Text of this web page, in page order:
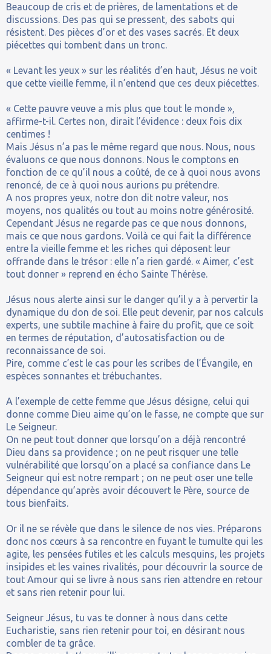
Beaucoup de cris et de prières, de lamentations et de
discussions. Des pas qui se pressent, des sabots qui
résistent. Des pièces d’or et des vases sacrés. Et deux
piécettes qui tombent dans un tronc.
« Levant les yeux » sur les réalités d’en haut, Jésus ne voit
que cette vieille femme, il n’entend que ces deux piécettes.
« Cette pauvre veuve a mis plus que tout le monde »,
affirme-t-il. Certes non, dirait l’évidence : deux fois dix
centimes !
Mais Jésus n’a pas le même regard que nous. Nous, nous
évaluons ce que nous donnons. Nous le comptons en
fonction de ce qu’il nous a coûté, de ce à quoi nous avons
renoncé, de ce à quoi nous aurions pu prétendre.
A nos propres yeux, notre don dit notre valeur, nos
moyens, nos qualités ou tout au moins notre générosité.
Cependant Jésus ne regarde pas ce que nous donnons,
mais ce que nous gardons. Voilà ce qui fait la différence
entre la vieille femme et les riches qui déposent leur
offrande dans le trésor : elle n’a rien gardé. « Aimer, c’est
tout donner » reprend en écho Sainte Thérèse.
Jésus nous alerte ainsi sur le danger qu’il y a à pervertir la
dynamique du don de soi. Elle peut devenir, par nos calculs
experts, une subtile machine à faire du profit, que ce soit
en termes de réputation, d’autosatisfaction ou de
reconnaissance de soi.
Pire, comme c’est le cas pour les scribes de l’Évangile, en
espèces sonnantes et trébuchantes.
A l’exemple de cette femme que Jésus désigne, celui qui
donne comme Dieu aime qu’on le fasse, ne compte que sur
Le Seigneur.
On ne peut tout donner que lorsqu’on a déjà rencontré
Dieu dans sa providence ; on ne peut risquer une telle
vulnérabilité que lorsqu’on a placé sa confiance dans Le
Seigneur qui est notre rempart ; on ne peut oser une telle
dépendance qu’après avoir découvert le Père, source de
tous bienfaits.
Or il ne se révèle que dans le silence de nos vies. Préparons
donc nos cœurs à sa rencontre en fuyant le tumulte qui les
agite, les pensées futiles et les calculs mesquins, les projets
insipides et les vaines rivalités, pour découvrir la source de
tout Amour qui se livre à nous sans rien attendre en retour
et sans rien retenir pour lui.
Seigneur Jésus, tu vas te donner à nous dans cette
Eucharistie, sans rien retenir pour toi, en désirant nous
combler de ta grâce.